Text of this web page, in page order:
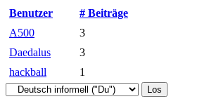
Benutzer
# Beiträge
A500
3
Daedalus
3
hackball
1